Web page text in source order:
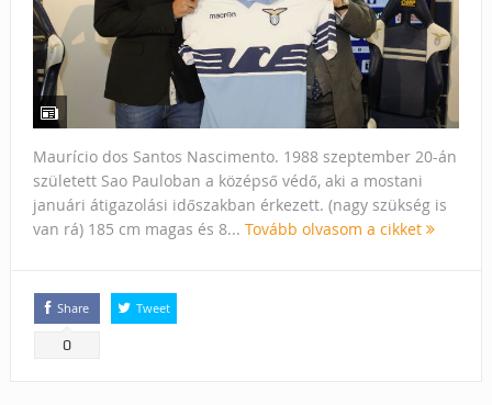
Maurício dos Santos Nascimento. 1988 szeptember 20-án
született Sao Pauloban a középső védő, aki a mostani
januári átigazolási időszakban érkezett. (nagy szükség is
van rá) 185 cm magas és 8... Tovább olvasom a cikket
Share
0
Tweet